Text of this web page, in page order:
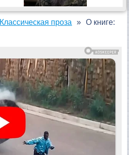
Классическая проза
О книге: